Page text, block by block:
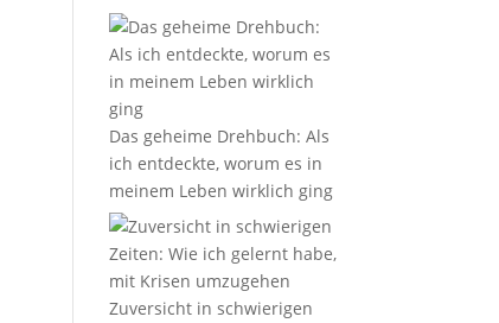
Das geheime Drehbuch: Als
ich entdeckte, worum es in
meinem Leben wirklich ging
Zuversicht in schwierigen